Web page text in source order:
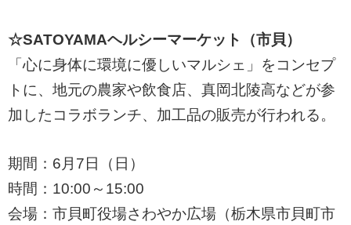
☆SATOYAMAヘルシーマーケット（市貝）
「心に身体に環境に優しいマルシェ」をコンセプ
トに、地元の農家や飲食店、真岡北陵高などが参
加したコラボランチ、加工品の販売が行われる。
期間：6月7日（日）
時間：10:00～15:00
会場：市貝町役場さわやか広場（栃木県市貝町市